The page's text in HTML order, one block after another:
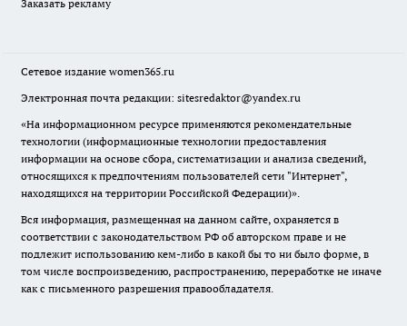
Заказать рекламу
Сетевое издание women365.ru
Электронная почта редакции: sitesredaktor@yandex.ru
«На информационном ресурсе применяются рекомендательные
технологии (информационные технологии предоставления
информации на основе сбора, систематизации и анализа сведений,
относящихся к предпочтениям пользователей сети "Интернет",
находящихся на территории Российской Федерации)».
Вся информация, размещенная на данном сайте, охраняется в
соответствии с законодательством РФ об авторском праве и не
подлежит использованию кем-либо в какой бы то ни было форме, в
том числе воспроизведению, распространению, переработке не иначе
как с письменного разрешения правообладателя.